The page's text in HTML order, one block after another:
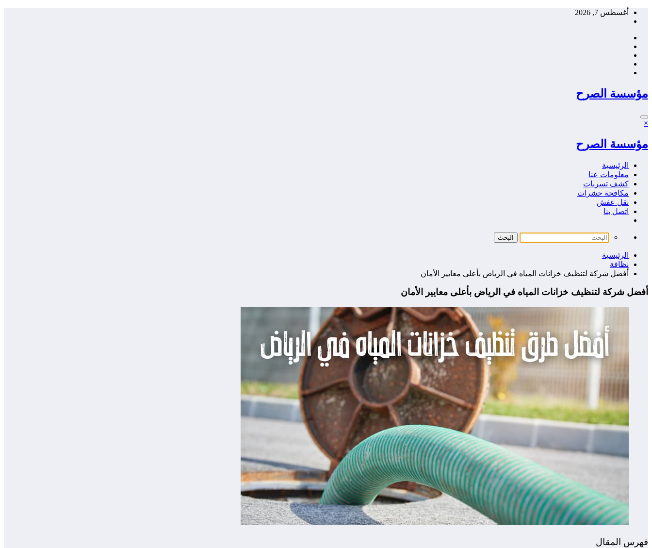
التجاوزأغسطس 7, 2026
مؤسسة الصرح
×
مؤسسة الصرح
الرئيسية
معلومات عنا
كشف تسربات
مكافحة حشرات
نقل عفش
اتصل بنا
الرئيسية
نظافة
أفضل شركة لتنظيف خزانات المياه في الرياض بأعلى معايير الأمان
أفضل شركة لتنظيف خزانات المياه في الرياض بأعلى معايير الأمان
فهرس المقال